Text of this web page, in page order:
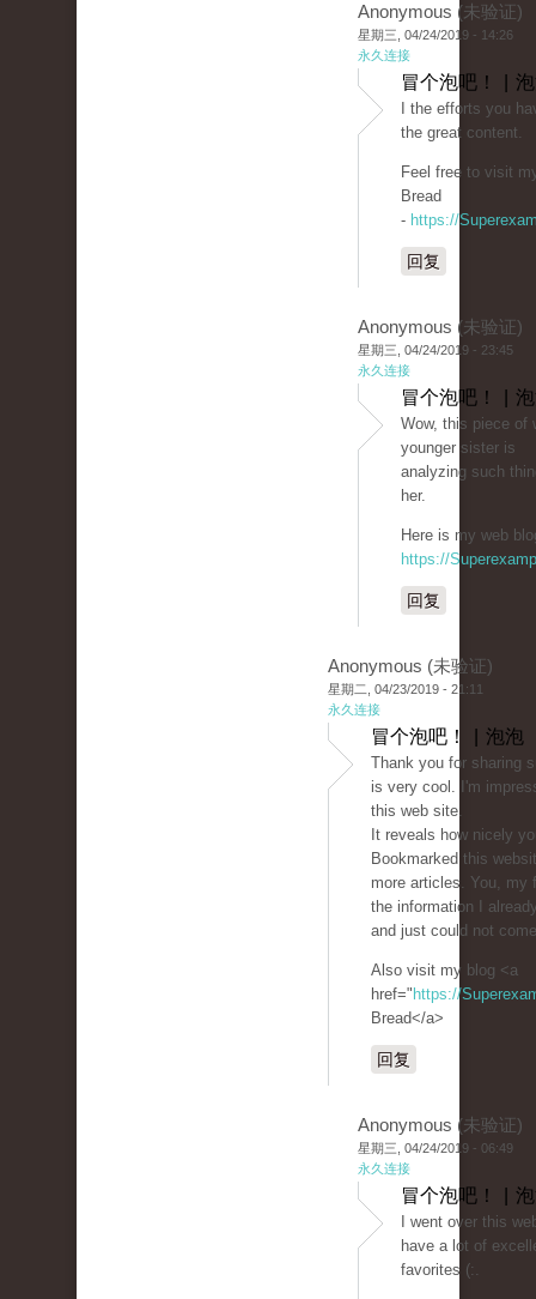
Anonymous (未验证)
星期三, 04/24/2019 - 14:26
永久连接
冒个泡吧！ |
I the efforts you
the great content.
Feel free to visit
Bread
- https://
回复
Anonymous (未验证)
星期三, 04/24/2019 - 23:45
永久连接
冒个泡吧！ |
Wow, this piece of
younger sister is
analyzing such
her.
Here is my web
https://
回复
Anonymous (未验证)
星期二, 04/23/2019 - 21:11
永久连接
冒个泡吧！ | 泡泡
Thank you for sharing
is very cool. I'm
this web site.
It reveals how nicely
Bookmarked this
more articles. You, my
the information I
and just could not
Also visit my blog <a
href=" https://
Bread</a>
回复
Anonymous (未验证)
星期三, 04/24/2019 - 06:49
永久连接
冒个泡吧！ |
I went over this
have a lot of
favorites (:.